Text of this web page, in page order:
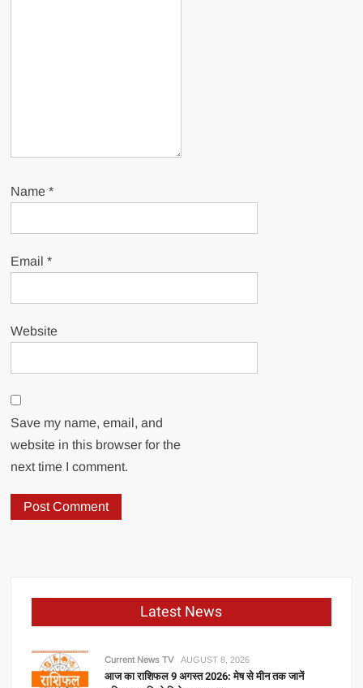
Name*
Email*
Website
Save my name, email, and
website in this browser for the
next time I comment.
Latest News
Current News TV AUGUST 8, 2026
आज का राशिफल 9 अगस्त 2026: मेष से मीन तक जानें